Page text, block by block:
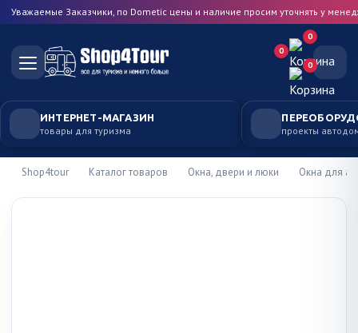
Уважаемые Заказчики, по Dometic цены и наличие просим уточнять у
0
0
0
ИНТЕРНЕТ-МАГАЗИН
товары для туризма проекты
Shop4tour Каталог товаров Окна, двери и люки Окна для